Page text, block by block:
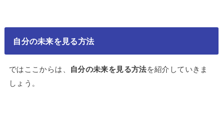
自分の未来を見る方法
ではここからは、 自分の未来を見る方法を紹介していきま
しょう。